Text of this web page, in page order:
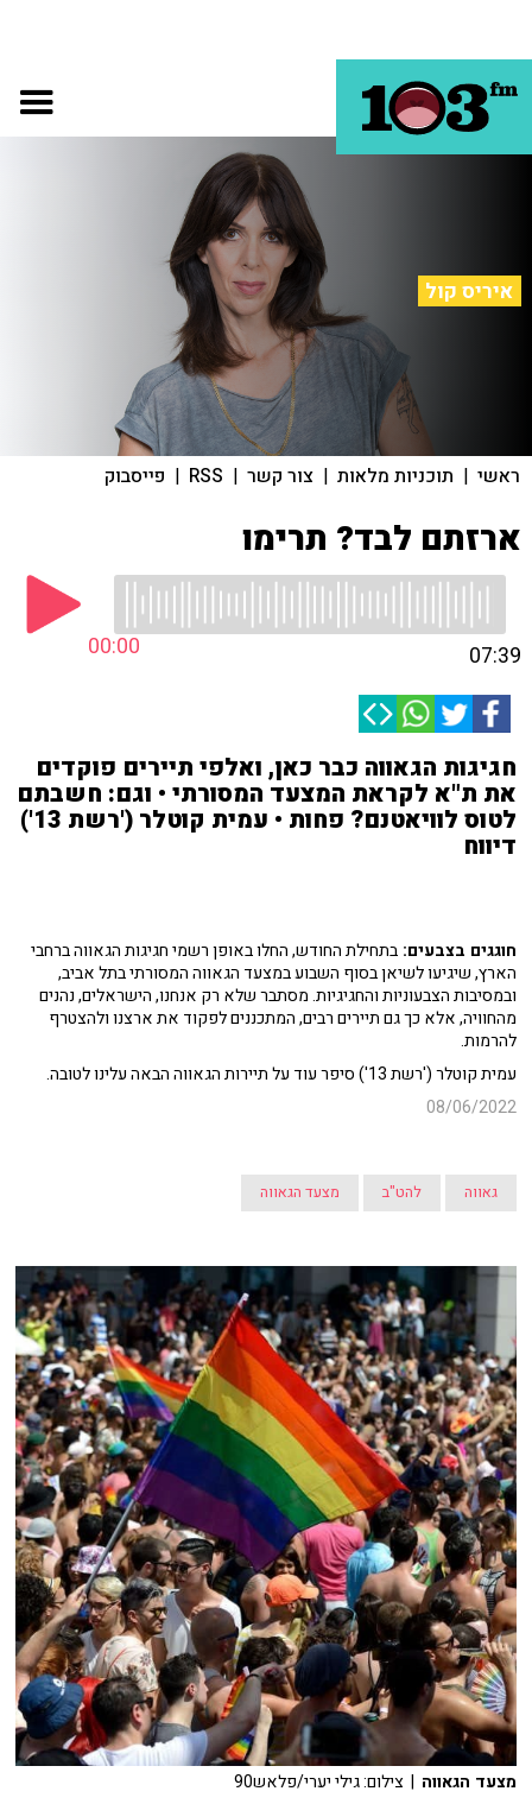
איריס קול
ראשי | תוכניות מלאות | צור קשר |
RSS
| פייסבוק
ארזתם לבד? תרימו
00:00 07:39
חגיגות הגאווה כבר כאן, ואלפי תיירים פוקדים
את ת"א לקראת המצעד המסורתי • וגם: חשבתם
לטוס לוויאטנם? פחות • עמית קוטלר ('רשת 13')
דיווח
חוגגים בצבעים:בתחילת החודש, החלו באופן רשמי חגיגות הגאווה ברחבי
הארץ, שיגיעו לשיאן בסוף השבוע במצעד הגאווה המסורתי בתל אביב,
ובמסיבות הצבעוניות והחגיגיות. מסתבר שלא רק אנחנו, הישראלים, נהנים
מהחוויה, אלא כך גם תיירים רבים, המתכננים לפקוד את ארצנו ולהצטרף
להרמות.
עמית קוטלר ('רשת 13') סיפר עוד על תיירות הגאווה הבאה עלינו לטובה.
08/06/2022
גאווה להט"ב מצעד הגאווה
מצעד הגאווה | צילום: גילי יערי/פלאש90